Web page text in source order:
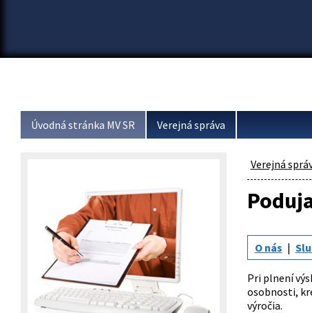
Úvodná stránka MV SR Verejná správa
Verejná
O nás
Pri plnení
osobnosti,
výročia.